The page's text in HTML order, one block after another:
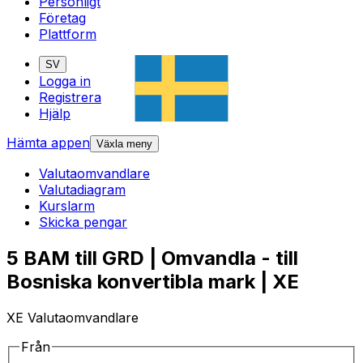
Företag
Plattform
SV
Logga in
Registrera
Hjälp
Hämta appen Växla meny
Valutaomvandlare
Valutadiagram
Kurslarm
Skicka pengar
5 BAM till GRD | Omvandla - till
Bosniska konvertibla mark | XE
XE Valutaomvandlare
Från